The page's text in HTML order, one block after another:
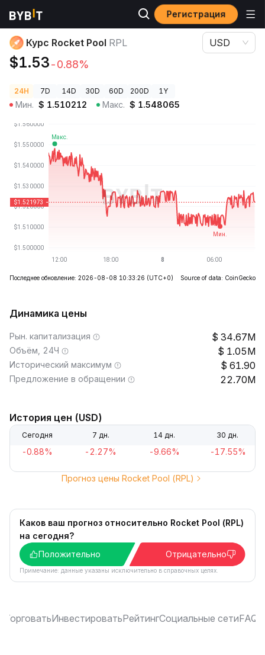
Регистрация
Цены криптовалют Курс Rocket Pool RPL
Курс Rocket Pool RPL
$1.53-0.88%
USD
24H 7D 14D 30D 60D 200D 1Y
Мин. $ 1.510212 Макс. $ 1.548065
Последнее обновление: 2026-08-08 10:33:26 (UTC+0) Source of data: CoinGecko
Динамика цены
Рын. капитализация 34.67M
Объём, 24Ч 1.05M
Исторический максимум 61.90
Предложение в обращении 22.70M
История цен (USD)
Сегодня 7 дн. 14 дн. 30 дн.
-0.88% -2.27% -9.66% -17.55%
Прогноз цены Rocket Pool (RPL)
Каков ваш прогноз относительно Rocket Pool (RPL)
на сегодня?
Положительно
Отрицательно
Примечание: данные указаны исключительно в справочных целях.
ТорговатьИнвестироватьРейтингСоциальные сетиFAQ